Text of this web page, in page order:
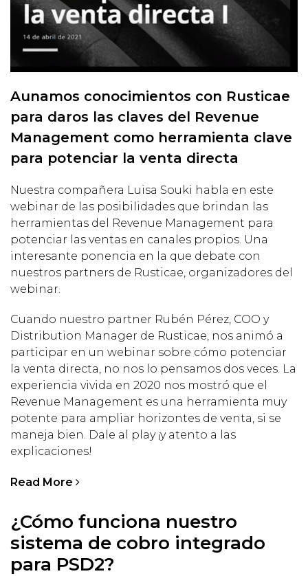
Aunamos conocimientos con Rusticae
para daros las claves del Revenue
Management como herramienta clave
para potenciar la venta directa
Nuestra compañera Luisa Souki habla en este
webinar de las posibilidades que brindan las
herramientas del Revenue Management para
potenciar las ventas en canales propios. Una
interesante ponencia en la que debate con
nuestros partners de Rusticae, organizadores del
webinar.
Cuando nuestro partner Rubén Pérez, COO y
Distribution Manager de Rusticae, nos animó a
participar en un webinar sobre cómo potenciar
la venta directa, no nos lo pensamos dos veces. La
experiencia vivida en 2020 nos mostró que el
Revenue Management es una herramienta muy
potente para ampliar horizontes de venta, si se
maneja bien. Dale al play ¡y atento a las
explicaciones!
Read More
¿Cómo funciona nuestro
sistema de cobro integrado
para PSD2?